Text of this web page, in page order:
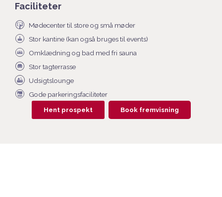
Faciliteter
Mødecenter til store og små møder
Stor kantine (kan også bruges til events)
Omklædning og bad med fri sauna
Stor tagterrasse
Udsigtslounge
Gode parkeringsfaciliteter
Hent prospekt Book fremvisning